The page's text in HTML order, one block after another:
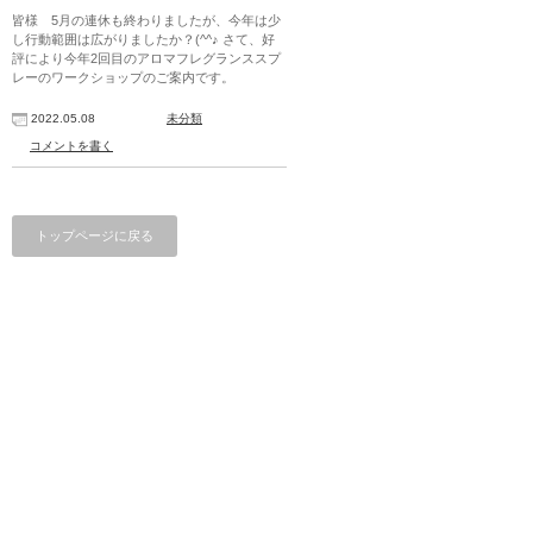
皆様 5月の連休も終わりましたが、今年は少
し行動範囲は広がりましたか？(^^♪ さて、好
評により今年2回目のアロマフレグランススプ
レーのワークショップのご案内です。
2022.05.08 未分類
コメントを書く
トップページに戻る